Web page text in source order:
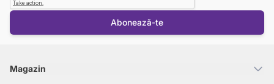
Abonează-te
Magazin